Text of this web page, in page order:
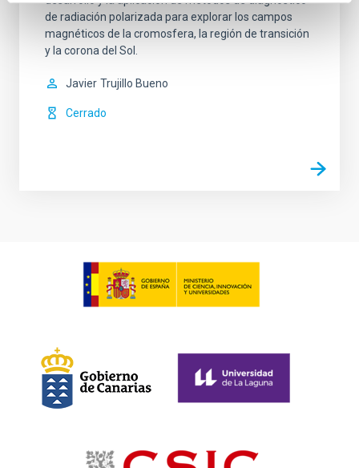
de radiación polarizada para explorar los campos
magnéticos de la cromosfera, la región de transición
y la corona del Sol.
Javier Trujillo Bueno
Cerrado